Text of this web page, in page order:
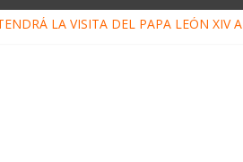
LA VISITA DEL PAPA LEÓN XIV